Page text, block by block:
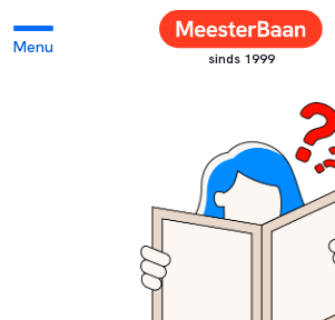
Menu
sinds 1999